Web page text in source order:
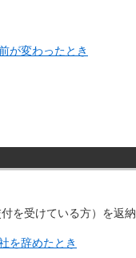
が変わったとき
を受けている方）を返納
を辞めたとき